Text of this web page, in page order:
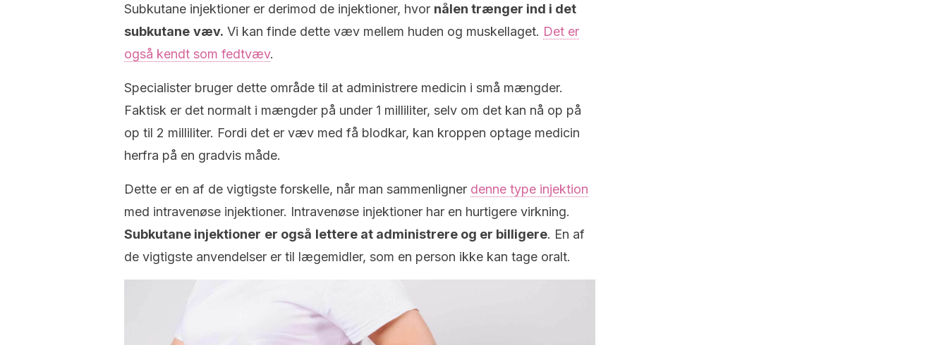
Subkutane injektioner er derimod de injektioner, hvor nålen trænger ind i det
subkutane væv. Vi kan finde dette væv mellem huden og muskellaget. Det er
også kendt som fedtvæv.
Specialister bruger dette område til at administrere medicin i små mængder.
Faktisk er det normalt i mængder på under 1 milliliter, selv om det kan nå op på
op til 2 milliliter. Fordi det er væv med få blodkar, kan kroppen optage medicin
herfra på en gradvis måde.
Dette er en af de vigtigste forskelle, når man sammenligner denne type injektion
med intravenøse injektioner. Intravenøse injektioner har en hurtigere virkning.
Subkutane injektioner er også lettere at administrere og er billigere. En af
de vigtigste anvendelser er til lægemidler, som en person ikke kan tage oralt.